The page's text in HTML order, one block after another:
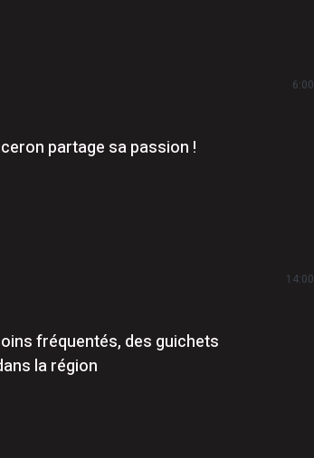
6:00
partage sa passion !
14:00
fréquentés, des guichets
la région